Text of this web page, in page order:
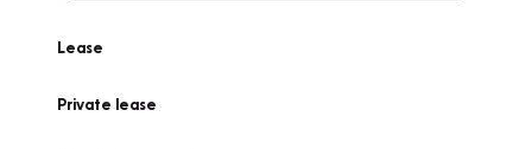
Lease
Private lease